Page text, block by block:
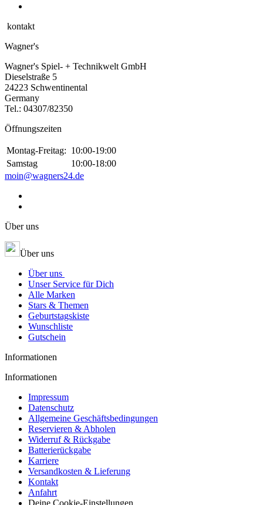
kontakt
Wagner's
Wagner's Spiel- + Technikwelt GmbH
Dieselstraße 5
24223 Schwentinental
Germany
Tel.: 04307/82350
Öffnungszeiten
Montag-Freitag: 10:00-19:00
Samstag
10:00-18:00
moin@wagners24.de
Über uns
Über uns
Über uns
Unser Service für Dich
Alle Marken
Stars & Themen
Geburtstagskiste
Wunschliste
Gutschein
Informationen
Informationen
Impressum
Datenschutz
Allgemeine Geschäftsbedingungen
Reservieren & Abholen
Widerruf & Rückgabe
Batterierückgabe
Karriere
Versandkosten & Lieferung
Kontakt
Anfahrt